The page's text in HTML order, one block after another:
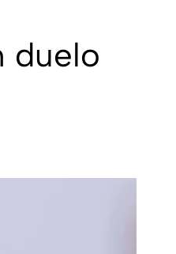
duelo